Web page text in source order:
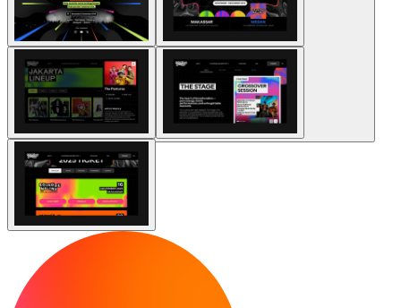
Precios
Seguridad
Iniciar sesión Empezar